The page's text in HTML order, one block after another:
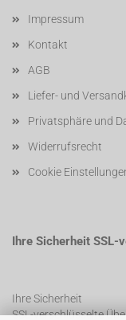
Impressum
Kontakt
AGB
Liefer- und
Privatsphäre und
Widerrufsrecht
Cookie
Ihre Sicherheit SSL-
Ihre Sicherheit
SSL-verschlüsselte